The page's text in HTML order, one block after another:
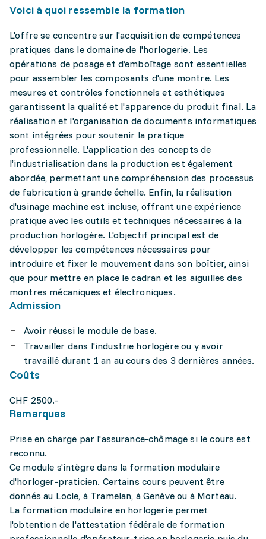
Voici à quoi ressemble la formation
L'offre se concentre sur l'acquisition de compétences
pratiques dans le domaine de l'horlogerie. Les
opérations de posage et d’emboîtage sont essentielles
pour assembler les composants d'une montre. Les
mesures et contrôles fonctionnels et esthétiques
garantissent la qualité et l'apparence du produit final. La
réalisation et l'organisation de documents informatiques
sont intégrées pour soutenir la pratique
professionnelle. L'application des concepts de
l’industrialisation dans la production est également
abordée, permettant une compréhension des processus
de fabrication à grande échelle. Enfin, la réalisation
d'usinage machine est incluse, offrant une expérience
pratique avec les outils et techniques nécessaires à la
production horlogère. L'objectif principal est de
développer les compétences nécessaires pour
introduire et fixer le mouvement dans son boîtier, ainsi
que pour mettre en place le cadran et les aiguilles des
montres mécaniques et électroniques.
Admission
Avoir réussi le module de base.
Travailler dans l'industrie horlogère ou y avoir
travaillé durant 1 an au cours des 3 dernières années.
Coûts
CHF 2500.-
Remarques
Prise en charge par l'assurance-chômage si le cours est
reconnu.
Ce module s'intègre dans la formation modulaire
d'horloger-praticien. Certains cours peuvent être
donnés au Locle, à Tramelan, à Genève ou à Morteau.
La formation modulaire en horlogerie permet
l'obtention de l'attestation fédérale de formation